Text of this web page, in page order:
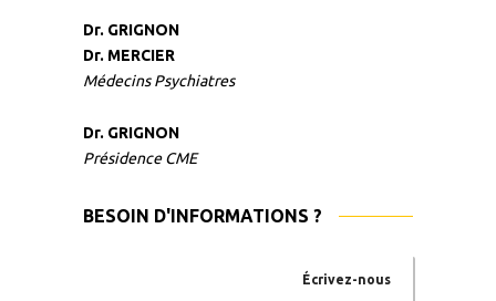
Dr. GRIGNON
Dr. MERCIER
Médecins Psychiatres
Dr. GRIGNON
Présidence CME
BESOIN D'INFORMATIONS ?
Écrivez-nous